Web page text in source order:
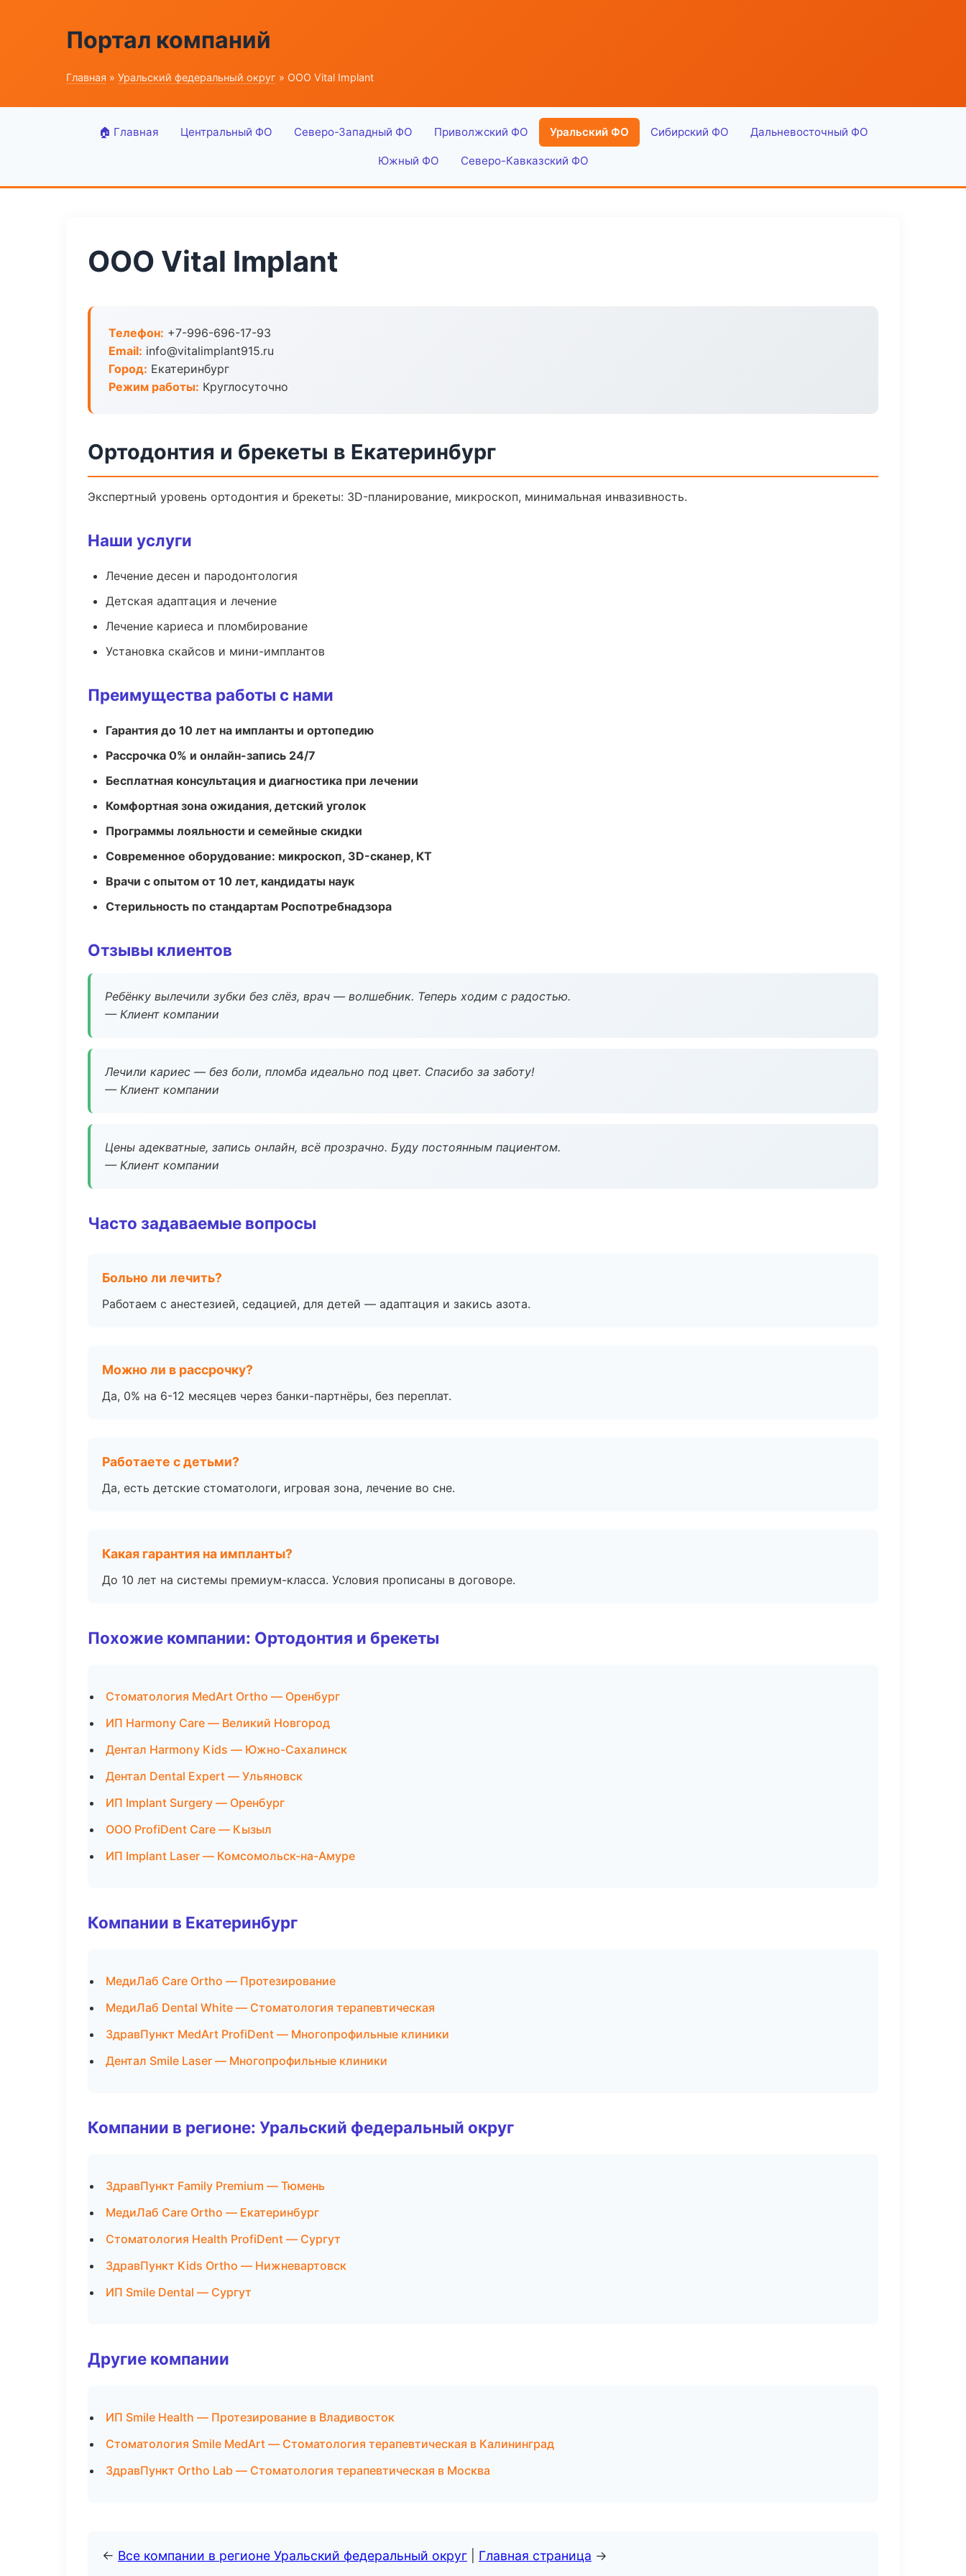
Портал компаний
Главная » Уральский федеральный округ » ООО Vital Implant
🏠 Главная Центральный ФО Северо-Западный ФО Приволжский ФО Уральский ФО Сибирский ФО Дальневосточный ФО
Южный ФО Северо-Кавказский ФО
ООО Vital Implant
Телефон: +7-996-696-17-93
Email: info@vitalimplant915.ru
Город: Екатеринбург
Режим работы: Круглосуточно
Ортодонтия и брекеты в Екатеринбург
Экспертный уровень ортодонтия и брекеты: 3D-планирование, микроскоп, минимальная инвазивность.
Наши услуги
Лечение десен и пародонтология
Детская адаптация и лечение
Лечение кариеса и пломбирование
Установка скайсов и мини-имплантов
Преимущества работы с нами
Гарантия до 10 лет на импланты и ортопедию
Рассрочка 0% и онлайн-запись 24/7
Бесплатная консультация и диагностика при лечении
Комфортная зона ожидания, детский уголок
Программы лояльности и семейные скидки
Современное оборудование: микроскоп, 3D-сканер, КТ
Врачи с опытом от 10 лет, кандидаты наук
Стерильность по стандартам Роспотребнадзора
Отзывы клиентов
Ребёнку вылечили зубки без слёз, врач — волшебник. Теперь ходим с радостью.
— Клиент компании
Лечили кариес — без боли, пломба идеально под цвет. Спасибо за заботу!
— Клиент компании
Цены адекватные, запись онлайн, всё прозрачно. Буду постоянным пациентом.
— Клиент компании
Часто задаваемые вопросы
Больно ли лечить?
Работаем с анестезией, седацией, для детей — адаптация и закись азота.
Можно ли в рассрочку?
Да, 0% на 6-12 месяцев через банки-партнёры, без переплат.
Работаете с детьми?
Да, есть детские стоматологи, игровая зона, лечение во сне.
Какая гарантия на импланты?
До 10 лет на системы премиум-класса. Условия прописаны в договоре.
Похожие компании: Ортодонтия и брекеты
Стоматология MedArt Ortho — Оренбург
ИП Harmony Care — Великий Новгород
Дентал Harmony Kids — Южно-Сахалинск
Дентал Dental Expert — Ульяновск
ИП Implant Surgery — Оренбург
ООО ProfiDent Care — Кызыл
ИП Implant Laser — Комсомольск-на-Амуре
Компании в Екатеринбург
МедиЛаб Care Ortho — Протезирование
МедиЛаб Dental White — Стоматология терапевтическая
ЗдравПункт MedArt ProfiDent — Многопрофильные клиники
Дентал Smile Laser — Многопрофильные клиники
Компании в регионе: Уральский федеральный округ
ЗдравПункт Family Premium — Тюмень
МедиЛаб Care Ortho — Екатеринбург
Стоматология Health ProfiDent — Сургут
ЗдравПункт Kids Ortho — Нижневартовск
ИП Smile Dental — Сургут
Другие компании
ИП Smile Health — Протезирование в Владивосток
Стоматология Smile MedArt — Стоматология терапевтическая в Калининград
ЗдравПункт Ortho Lab — Стоматология терапевтическая в Москва
← Все компании в регионе Уральский федеральный округ Главная страница →